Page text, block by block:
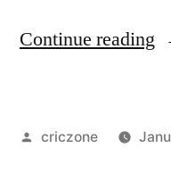
Continue reading
criczone